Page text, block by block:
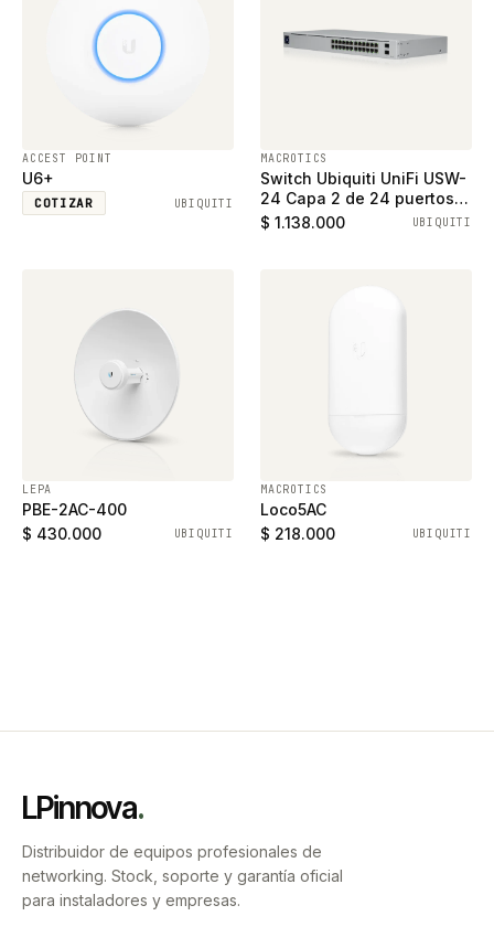
ACCEST POINT
U6+
COTIZAR UBIQUITI
MACROTICS
Switch Ubiquiti UniFi USW-
24 Capa 2 de 24 puertos
ethernet gigabit y 2
$ 1.138.000 UBIQUITI
LEPA
PBE-2AC-400
$ 430.000
UBIQUITI
MACROTICS
Loco5AC
$ 218.000
UBIQUITI
LPinnova.
Distribuidor de equipos profesionales de
networking. Stock, soporte y garantía oficial
para instaladores y empresas.